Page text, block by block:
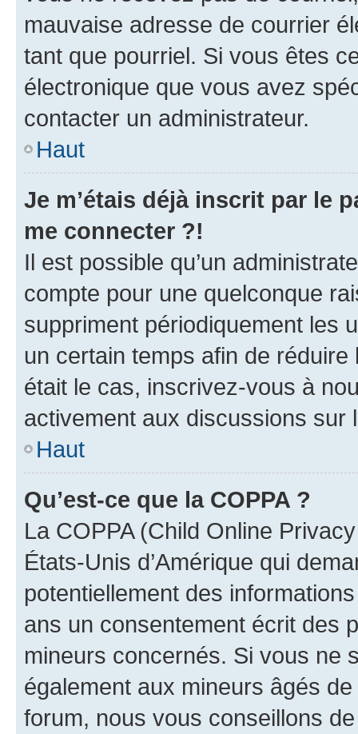
mauvaise adresse de courrier
tant que pourriel. Si vous êtes
électronique que vous avez
contacter un administrateur.
Haut
Je m’étais déjà inscrit par le
me connecter ?!
Il est possible qu’un
compte pour une quelconque
suppriment périodiquement les
un certain temps afin de
était le cas, inscrivez-vous à
activement aux discussions sur
Haut
Qu’est-ce que la COPPA ?
La COPPA (Child Online
États-Unis d’Amérique qui
potentiellement des
ans un consentement écrit des
mineurs concernés. Si vous ne
également aux mineurs âgés
forum, nous vous conseillons